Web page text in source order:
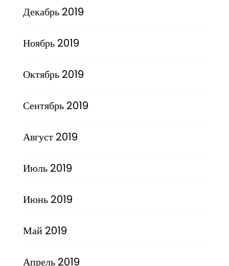
Декабрь 2019
Ноябрь 2019
Октябрь 2019
Сентябрь 2019
Август 2019
Июль 2019
Июнь 2019
Май 2019
Апрель 2019